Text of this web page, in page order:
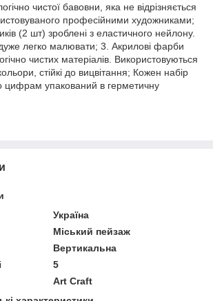
чистої бавовни, яка не відрізняється
професійними художниками;
(2 шт) зроблені з еластичного нейлону.
легко малювати; 3. Акрилові фарби
чистих матеріалів. Використовуються
стійкі до вицвітання; Кожен набір
упакований в герметичну
Україна
Міський пейзаж
Вертикальна
5
Art Craft